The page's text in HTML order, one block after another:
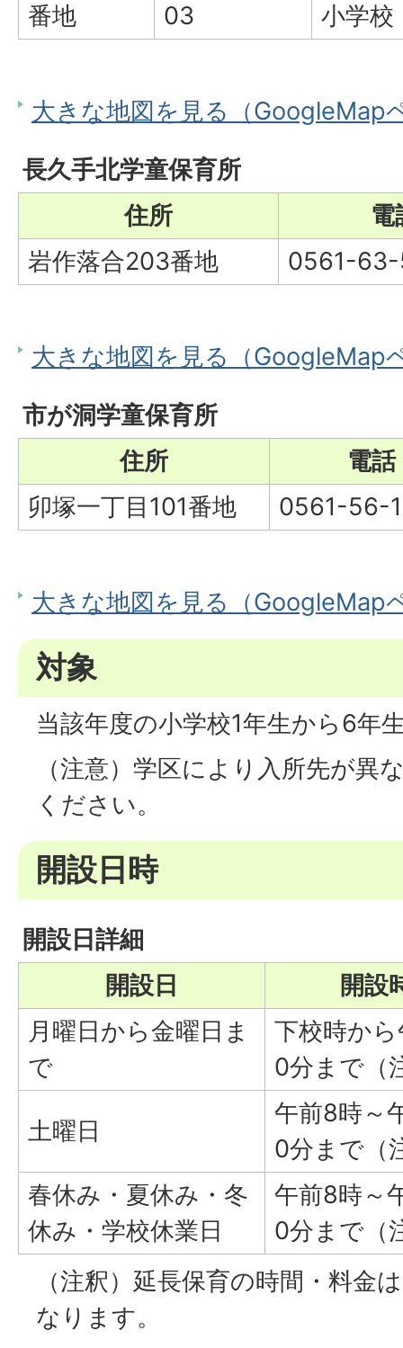
番地
03
小学校
大きな地図を見る（GoogleMap
長久手北学童保育所
住所
電
岩作落合203番地
0561-
大きな地図を見る（GoogleMap
市が洞学童保育所
住所
電話
卯塚一丁目101番地
0561-56-
大きな地図を見る（GoogleMap
対象
当該年度の小学校1年生から6年
（注意）学区により入所先が異
ください。
開設日時
開設日詳細
開設日
開設
月曜日から金曜日ま
で
下校時か
0分まで（
土曜日
午前8時～
0分まで（
春休み・夏休み・冬
休み・学校休業日
午前8時～
0分まで（
（注釈）延長保育の時間・料金
なります。